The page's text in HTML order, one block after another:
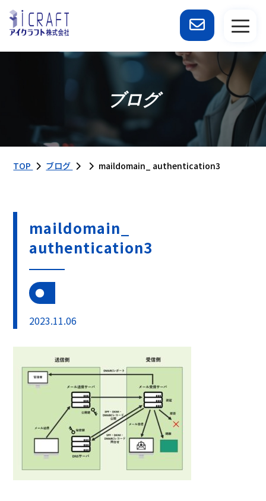
ブログ
TOP ブログ maildomain_ authentication3
maildomain_
authentication3
2023.11.06